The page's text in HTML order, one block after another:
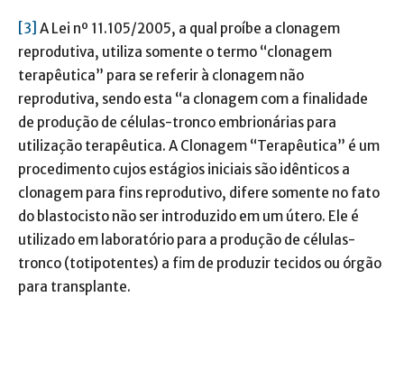
[3] A Lei nº 11.105/2005, a qual proíbe a clonagem
reprodutiva, utiliza somente o termo “clonagem
terapêutica” para se referir à clonagem não
reprodutiva, sendo esta “a clonagem com a finalidade
de produção de células-tronco embrionárias para
utilização terapêutica. A Clonagem “Terapêutica” é um
procedimento cujos estágios iniciais são idênticos a
clonagem para fins reprodutivo, difere somente no fato
do blastocisto não ser introduzido em um útero. Ele é
utilizado em laboratório para a produção de células-
tronco (totipotentes) a fim de produzir tecidos ou órgão
para transplante.